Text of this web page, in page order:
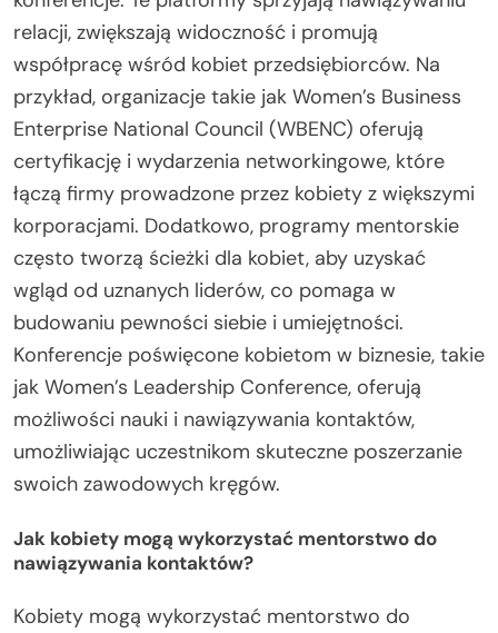
relacji, zwiększają widoczność i promują
współpracę wśród kobiet przedsiębiorców. Na
przykład, organizacje takie jak Women’s Business
Enterprise National Council (WBENC) oferują
certyfikację i wydarzenia networkingowe, które
łączą firmy prowadzone przez kobiety z większymi
korporacjami. Dodatkowo, programy mentorskie
często tworzą ścieżki dla kobiet, aby uzyskać
wgląd od uznanych liderów, co pomaga w
budowaniu pewności siebie i umiejętności.
Konferencje poświęcone kobietom w biznesie, takie
jak Women’s Leadership Conference, oferują
możliwości nauki i nawiązywania kontaktów,
umożliwiając uczestnikom skuteczne poszerzanie
swoich zawodowych kręgów.
Jak kobiety mogą wykorzystać mentorstwo do
nawiązywania kontaktów?
Kobiety mogą wykorzystać mentorstwo do